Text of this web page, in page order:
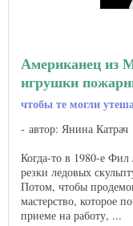
Американец из
игрушки
чтобы те могли
автор: Янина Катрач
Когда-то в 1980-е Фил
резки ледовых
Потом, чтобы
мастерство, которое
приеме на работу, ...